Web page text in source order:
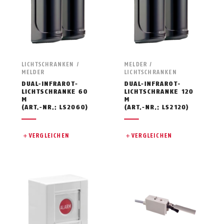
LICHTSCHRANKEN /
MELDER
DUAL-INFRAROT-
LICHTSCHRANKE 60
M
(ART.-NR.: LS2060)
VERGLEICHEN
MELDER /
LICHTSCHRANKEN
DUAL-INFRAROT-
LICHTSCHRANKE 120
M
(ART.-NR.: LS2120)
VERGLEICHEN